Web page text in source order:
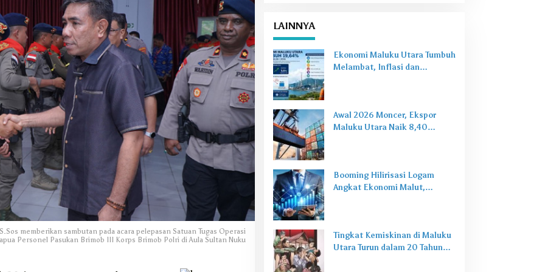
memberikan sambutan pada acara pelepasan Satuan Tugas Operasi
Personel Pasukan Brimob III Korps Brimob Polri di Aula Sultan Nuku
LAINNYA
Ekonomi Maluku Utara Tumbuh
Melambat, Inflasi dan
Awal 2026 Moncer, Ekspor
Maluku Utara Naik 8,40
Booming Hilirisasi Logam
Angkat Ekonomi Malut,
Tingkat Kemiskinan di Maluku
Utara Turun dalam 20 Tahun